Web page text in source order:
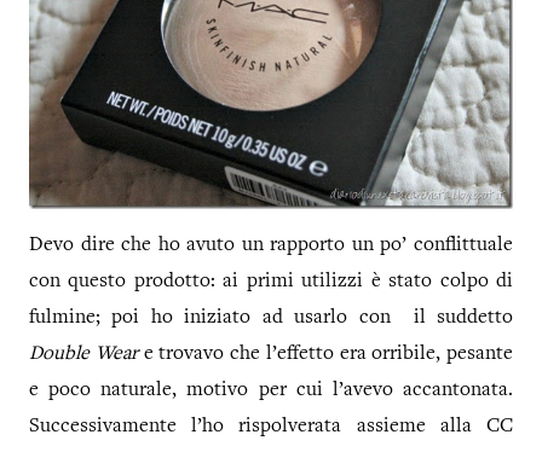
Devo dire che ho avuto un rapporto un po’ conflittuale
con questo prodotto: ai primi utilizzi è stato colpo di
fulmine; poi ho iniziato ad usarlo con il suddetto
Double Weare trovavo che l’effetto era orribile, pesante
e poco naturale, motivo per cui l’avevo accantonata.
Successivamente l’ho rispolverata assieme alla CC